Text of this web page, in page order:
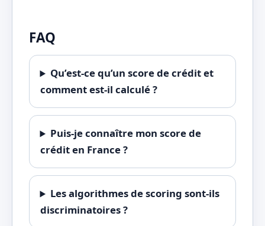
FAQ
Qu’est-ce qu’un score de crédit et
comment est-il calculé ?
Puis-je connaître mon score de
crédit en France ?
Les algorithmes de scoring sont-ils
discriminatoires ?